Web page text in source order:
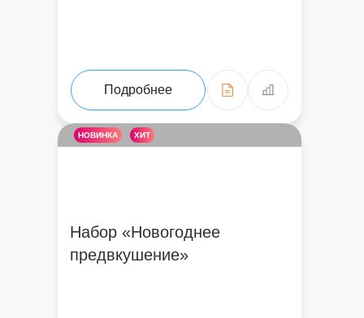
Подробнее
НОВИНКА ХИТ
Набор «Новогоднее
предвкушение»